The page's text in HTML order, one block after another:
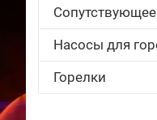
Насосы для
Горелки